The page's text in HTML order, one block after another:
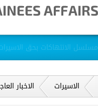
مسلسل الانتهاكات بحق
الاسيرات الاخبار